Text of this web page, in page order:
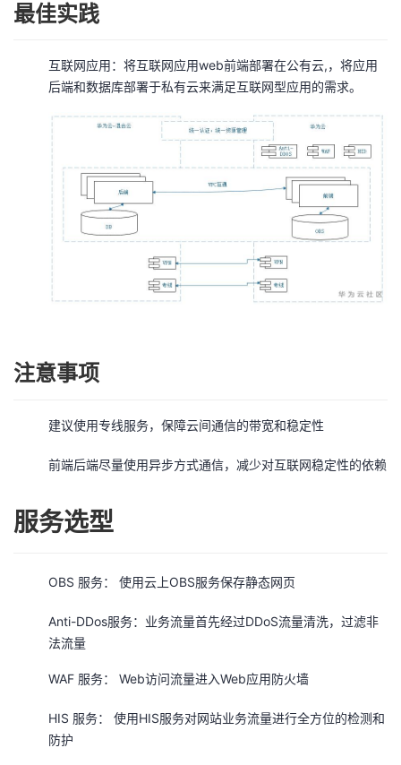
最佳实践
互联网应用：将互联网应用web前端部署在公有云,，将应用
后端和数据库部署于私有云来满足互联网型应用的需求。
注意事项
建议使用专线服务，保障云间通信的带宽和稳定性
前端后端尽量使用异步方式通信，减少对互联网稳定性的依赖
服务选型
OBS 服务： 使用云上OBS服务保存静态网页
Anti-DDos服务：业务流量首先经过DDoS流量清洗，过滤非
法流量
WAF 服务： Web访问流量进入Web应用防火墙
HIS 服务： 使用HIS服务对网站业务流量进行全方位的检测和
防护